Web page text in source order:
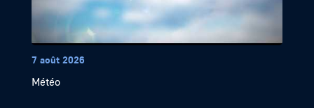
7 août 2026
Météo